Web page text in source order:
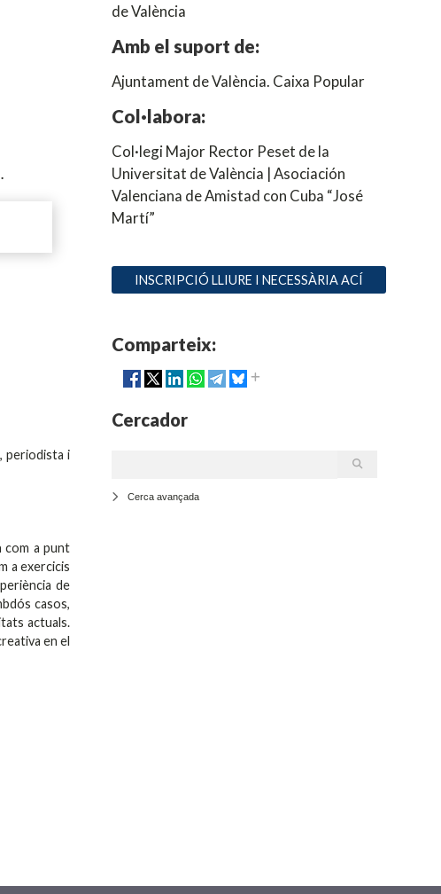
, periodista i
com a punt
a exercicis
de
casos,
actuals.
en el
de València
Amb el suport de:
Ajuntament de València. Caixa Popular
Col·labora:
Col·legi Major Rector Peset de la
Universitat de València | Asociación
Valenciana de Amistad con Cuba “José
Martí”
INSCRIPCIÓ LLIURE I NECESSÀRIA ACÍ
Comparteix:
Cercador
Cerca avançada